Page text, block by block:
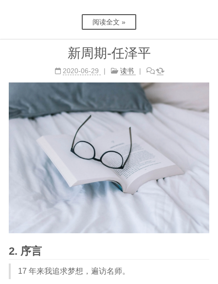
阅读全文 »
新周期-任泽平
2020-06-29 读书
序言
17 年来我追求梦想，遍访名师。